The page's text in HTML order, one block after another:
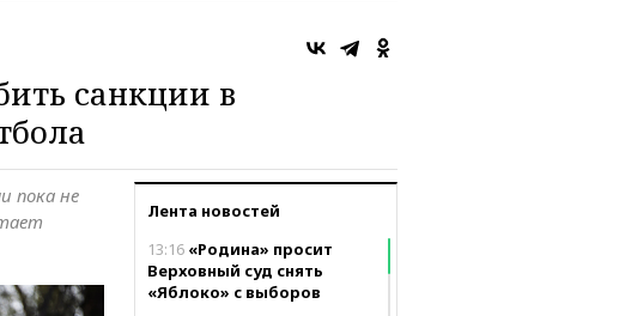
санкции в
Лента новостей
13:16 «Родина» просит
Верховный суд снять
«Яблоко» с выборов
пока не